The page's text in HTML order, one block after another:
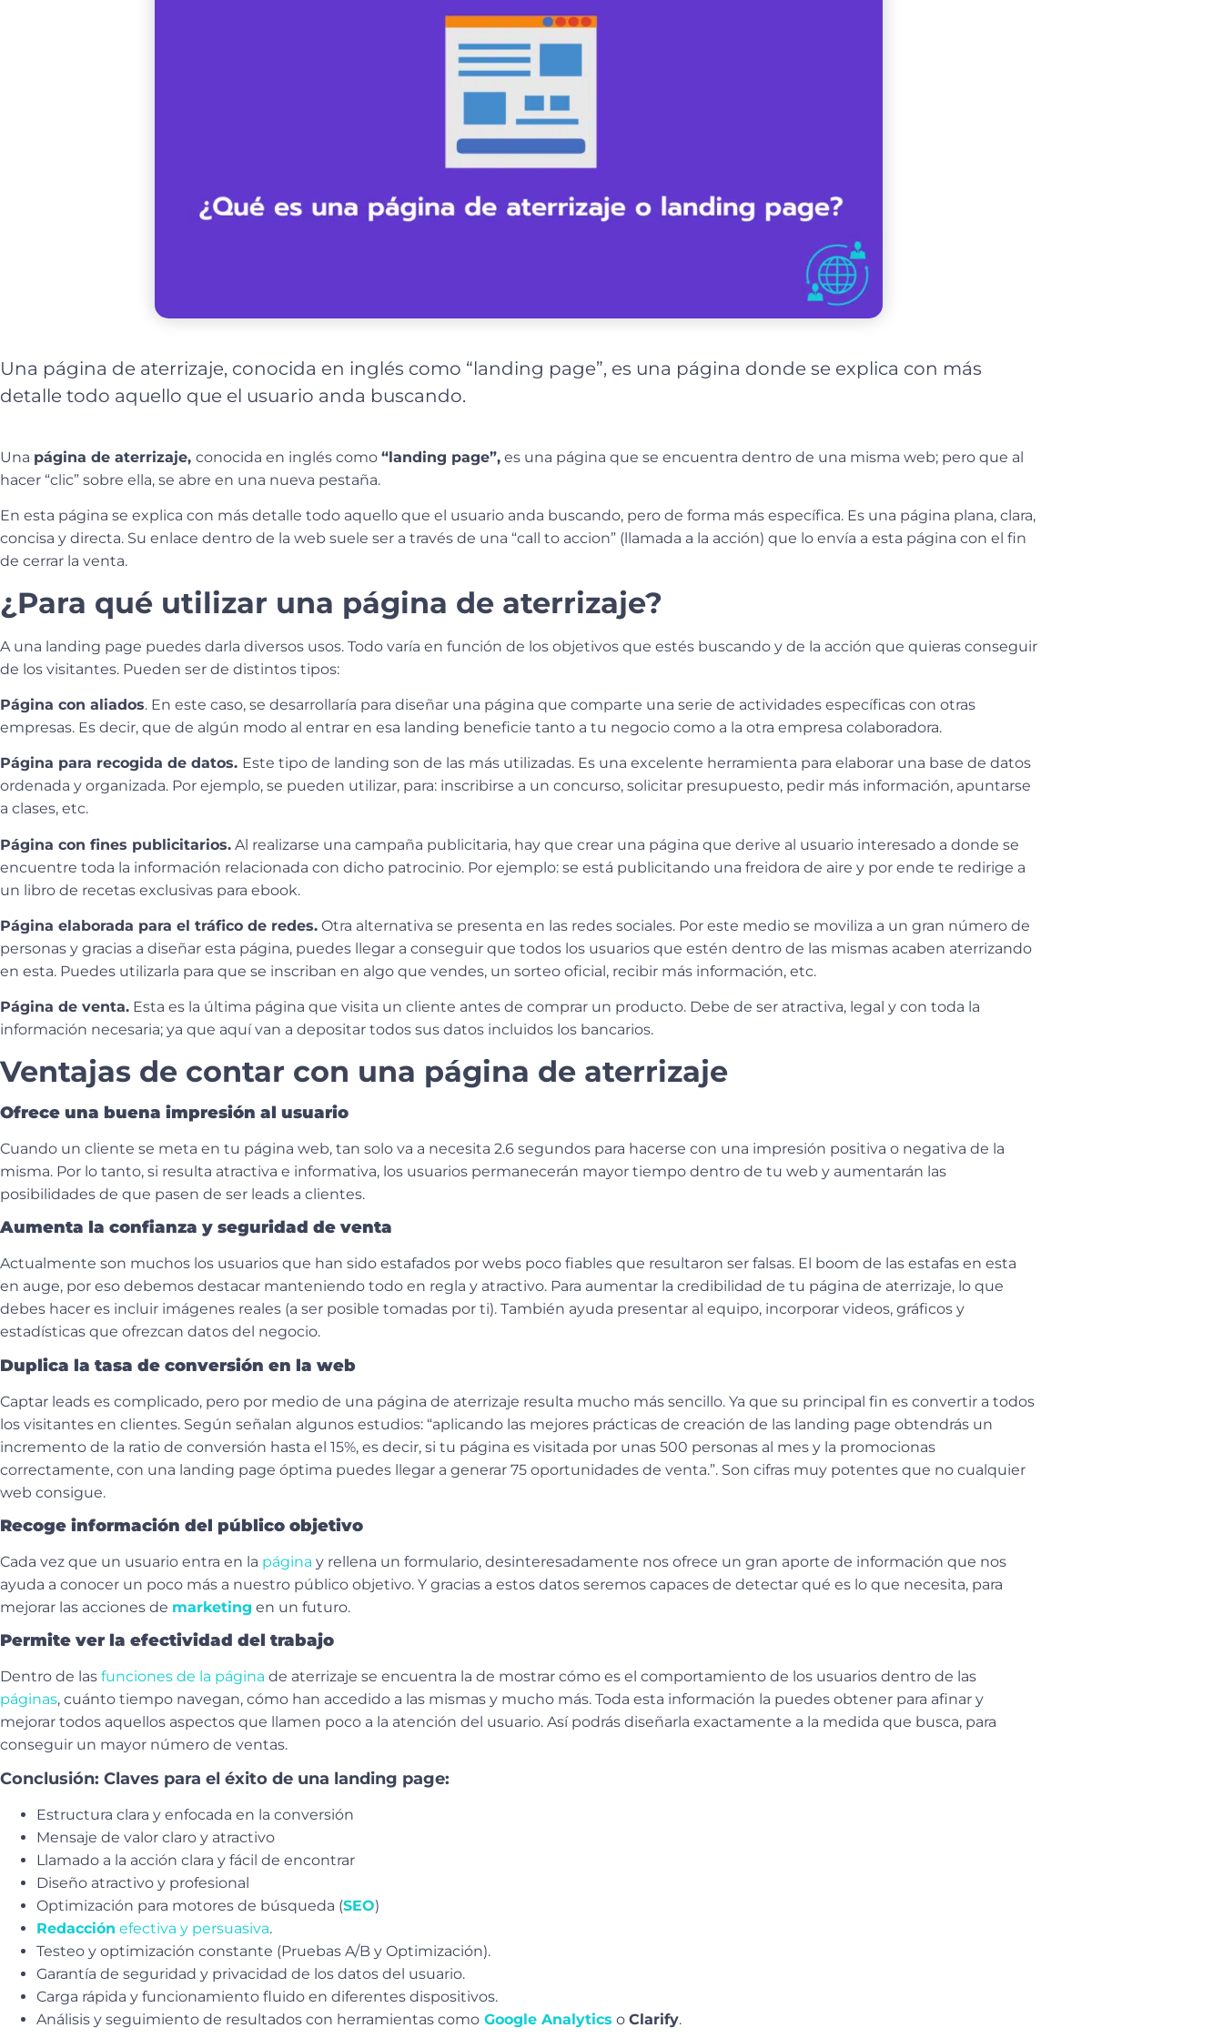
Una página de aterrizaje, conocida en inglés como “landing page”, es una página donde se explica con más
detalle todo aquello que el usuario anda buscando.
Una página de aterrizaje, conocida en inglés como “landing page”, es una página que se encuentra dentro de una misma web; pero que al
hacer “clic” sobre ella, se abre en una nueva pestaña.
En esta página se explica con más detalle todo aquello que el usuario anda buscando, pero de forma más específica. Es una página plana, clara,
concisa y directa. Su enlace dentro de la web suele ser a través de una “call to accion” (llamada a la acción) que lo envía a esta página con el fin
de cerrar la venta.
¿Para qué utilizar una página de aterrizaje?
A una landing page puedes darla diversos usos. Todo varía en función de los objetivos que estés buscando y de la acción que quieras conseguir
de los visitantes. Pueden ser de distintos tipos:
Página con aliados. En este caso, se desarrollaría para diseñar una página que comparte una serie de actividades específicas con otras
empresas. Es decir, que de algún modo al entrar en esa landing beneficie tanto a tu negocio como a la otra empresa colaboradora.
Página para recogida de datos. Este tipo de landing son de las más utilizadas. Es una excelente herramienta para elaborar una base de datos
ordenada y organizada. Por ejemplo, se pueden utilizar, para: inscribirse a un concurso, solicitar presupuesto, pedir más información, apuntarse
a clases, etc.
Página con fines publicitarios. Al realizarse una campaña publicitaria, hay que crear una página que derive al usuario interesado a donde se
encuentre toda la información relacionada con dicho patrocinio. Por ejemplo: se está publicitando una freidora de aire y por ende te redirige a
un libro de recetas exclusivas para ebook.
Página elaborada para el tráfico de redes. Otra alternativa se presenta en las redes sociales. Por este medio se moviliza a un gran número de
personas y gracias a diseñar esta página, puedes llegar a conseguir que todos los usuarios que estén dentro de las mismas acaben aterrizando
en esta. Puedes utilizarla para que se inscriban en algo que vendes, un sorteo oficial, recibir más información, etc.
Página de venta. Esta es la última página que visita un cliente antes de comprar un producto. Debe de ser atractiva, legal y con toda la
información necesaria; ya que aquí van a depositar todos sus datos incluidos los bancarios.
Ventajas de contar con una página de aterrizaje
Ofrece una buena impresión al usuario
Cuando un cliente se meta en tu página web, tan solo va a necesita 2.6 segundos para hacerse con una impresión positiva o negativa de la
misma. Por lo tanto, si resulta atractiva e informativa, los usuarios permanecerán mayor tiempo dentro de tu web y aumentarán las
posibilidades de que pasen de ser leads a clientes.
Aumenta la confianza y seguridad de venta
Actualmente son muchos los usuarios que han sido estafados por webs poco fiables que resultaron ser falsas. El boom de las estafas en esta
en auge, por eso debemos destacar manteniendo todo en regla y atractivo. Para aumentar la credibilidad de tu página de aterrizaje, lo que
debes hacer es incluir imágenes reales (a ser posible tomadas por ti). También ayuda presentar al equipo, incorporar videos, gráficos y
estadísticas que ofrezcan datos del negocio.
Duplica la tasa de conversión en la web
Captar leads es complicado, pero por medio de una página de aterrizaje resulta mucho más sencillo. Ya que su principal fin es convertir a todos
los visitantes en clientes. Según señalan algunos estudios: “aplicando las mejores prácticas de creación de las landing page obtendrás un
incremento de la ratio de conversión hasta el 15%, es decir, si tu página es visitada por unas 500 personas al mes y la promocionas
correctamente, con una landing page óptima puedes llegar a generar 75 oportunidades de venta.”. Son cifras muy potentes que no cualquier
web consigue.
Recoge información del público objetivo
Cada vez que un usuario entra en la página y rellena un formulario, desinteresadamente nos ofrece un gran aporte de información que nos
ayuda a conocer un poco más a nuestro público objetivo. Y gracias a estos datos seremos capaces de detectar qué es lo que necesita, para
mejorar las acciones de marketing en un futuro.
Permite ver la efectividad del trabajo
Dentro de las funciones de la página de aterrizaje se encuentra la de mostrar cómo es el comportamiento de los usuarios dentro de las
páginas, cuánto tiempo navegan, cómo han accedido a las mismas y mucho más. Toda esta información la puedes obtener para afinar y
mejorar todos aquellos aspectos que llamen poco a la atención del usuario. Así podrás diseñarla exactamente a la medida que busca, para
conseguir un mayor número de ventas.
Conclusión: Claves para el éxito de una landing page:
Estructura clara y enfocada en la conversión
Mensaje de valor claro y atractivo
Llamado a la acción clara y fácil de encontrar
Diseño atractivo y profesional
Optimización para motores de búsqueda (SEO)
Redacción efectiva y persuasiva.
Testeo y optimización constante (Pruebas A/B y Optimización).
Garantía de seguridad y privacidad de los datos del usuario.
Carga rápida y funcionamiento fluido en diferentes dispositivos.
Análisis y seguimiento de resultados con herramientas como Google Analytics o Clarify.